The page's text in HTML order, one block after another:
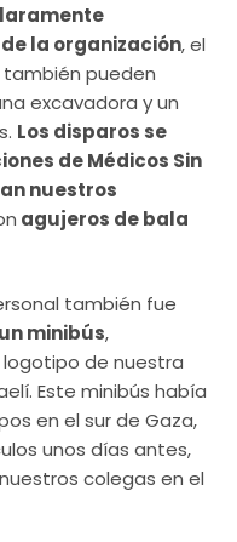
la organización, el
también pueden
excavadora y un
Los disparos se
de Médicos Sin
nuestros
agujeros de bala
también fue
minibús,
de nuestra
Este minibús había
en el sur de Gaza,
unos días antes,
colegas en el